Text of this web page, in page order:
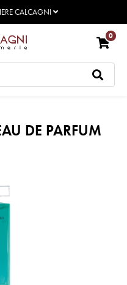
CALCAGNI
0
DE PARFUM